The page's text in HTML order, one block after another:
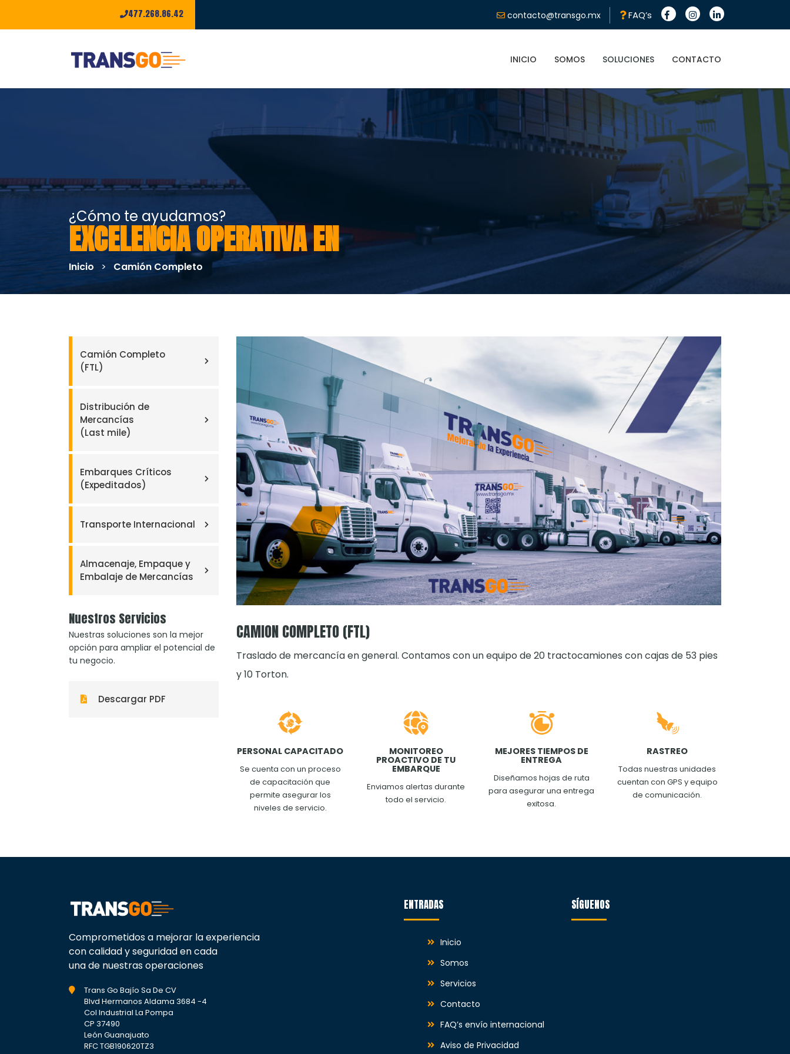
477.268.86.42 contacto@transgo.mx FAQ’s
INICIO SOMOS SOLUCIONES CONTACTO
¿Cómo te ayudamos?
EXCELENCIA OPERATIVA EN
Inicio > Camión Completo
Camión Completo
(FTL)
Distribución de
Mercancías
(Last mile)
Embarques Críticos
(Expeditados)
Transporte Internacional
Almacenaje, Empaque y
Embalaje de Mercancías
Nuestros Servicios
Nuestras soluciones son la mejor
opción para ampliar el potencial de
tu negocio.
Descargar PDF
CAMION COMPLETO (FTL)
Traslado de mercancía en general. Contamos con un equipo de 20 tractocamiones con cajas de 53 pies
y 10 Torton.
PERSONAL CAPACITADO
Se cuenta con un proceso
de capacitación que
permite asegurar los
niveles de servicio.
MONITOREO
PROACTIVO DE TU
EMBARQUE
Enviamos alertas durante
todo el servicio.
MEJORES TIEMPOS DE
ENTREGA
Diseñamos hojas de ruta
para asegurar una entrega
exitosa.
RASTREO
Todas nuestras unidades
cuentan con GPS y equipo
de comunicación.
Comprometidos a mejorar la experiencia
con calidad y seguridad en cada
una de nuestras operaciones
Trans Go Bajío Sa De CV
Blvd Hermanos Aldama 3684 -4
Col Industrial La Pompa
CP 37490
León Guanajuato
RFC TGB190620TZ3
ENTRADAS
Inicio
Somos
Servicios
Contacto
FAQ’s envío internacional
Aviso de Privacidad
SÍGUENOS